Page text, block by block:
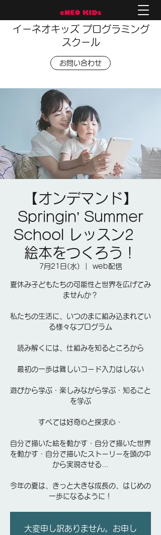
イーネオキッズ プログラミング
スクール
お問い合わせ
【オンデマンド】
Springin’ Summer
School レッスン2
絵本をつくろう！
7月21日(水) web配信
夏休み子どもたちの可能性と世界を広げてみ
ませんか？
私たちの生活に、いつのまに組み込まれてい
る様々なプログラム
読み解くには、仕組みを知るところから
最初の一歩は難しいコード入力はしない
遊びから学ぶ・楽しみながら学ぶ・知ること
を学ぶ
すべては好奇心と探求心・
自分で描いた絵を動かす・自分で描いた世界
を動かす・自分で描いたストーリーを頭の中
から実現させる…
今年の夏は、きっと大きな成長の、はじめの
一歩になるように！
大変申し訳ありません。お申し